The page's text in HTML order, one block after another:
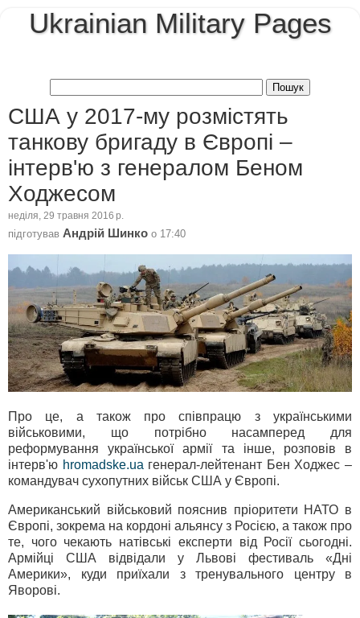
Ukrainian Military Pages
США у 2017-му розмістять
танкову бригаду в Європі –
інтерв'ю з генералом Беном
Ходжесом
неділя, 29 травня 2016 р.
підготував Андрій Шинко о 17:40
Про це, а також про співпрацю з українськими
військовими, що потрібно насамперед для
реформування української армії та інше, розповів в
інтерв'ю hromadske.ua генерал-лейтенант Бен Ходжес –
командувач сухопутних військ США у Європі.
Американський військовий пояснив пріоритети НАТО в
Європі, зокрема на кордоні альянсу з Росією, а також про
те, чого чекають натівські експерти від Росії сьогодні.
Армійці США відвідали у Львові фестиваль «Дні
Америки», куди приїхали з тренувального центру в
Яворові.